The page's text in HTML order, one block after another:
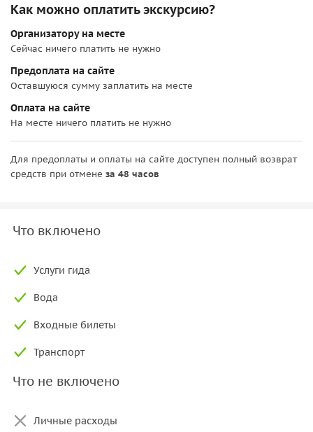
Как можно оплатить экскурсию?
Организатору на месте
Сейчас ничего платить не нужно
Предоплата на сайте
Оставшуюся сумму заплатить на месте
Оплата на сайте
На месте ничего платить не нужно
Для предоплаты и оплаты на сайте доступен полный возврат
средств при отмене за 48 часов
Что включено
Услуги гида
Вода
Входные билеты
Транспорт
Что не включено
Личные расходы